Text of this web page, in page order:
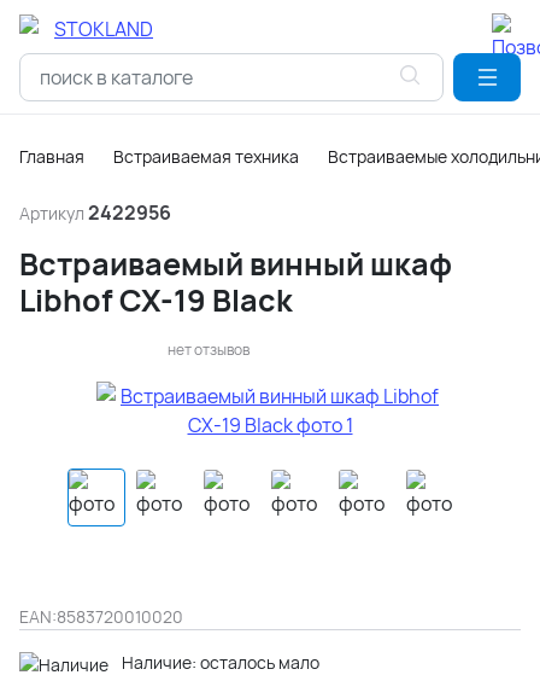
Главная Встраиваемая техника Встраиваемые
Артикул 2422956
Встраиваемый винный шкаф
Libhof CX-19 Black
нет отзывов
EAN:8583720010020
Наличие: осталось мало